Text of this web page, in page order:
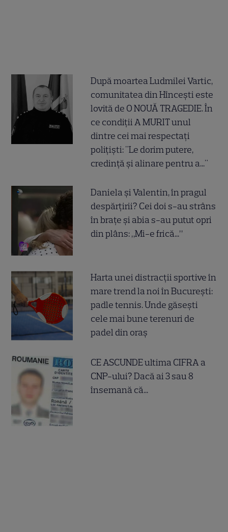
După moartea Ludmilei Vartic,
comunitatea din Hîncești este
lovită de O NOUĂ TRAGEDIE. În
ce condiții A MURIT unul
dintre cei mai respectați
polițiști: "Le dorim putere,
credință și alinare pentru a..."
Daniela și Valentin, în pragul
despărțirii? Cei doi s-au strâns
în brațe și abia s-au putut opri
din plâns: „Mi-e frică...”
Harta unei distracții sportive în
mare trend la noi în București:
padle tennis. Unde găsești
cele mai bune terenuri de
padel din oraș
CE ASCUNDE ultima CIFRA a
CNP-ului? Dacă ai 3 sau 8
însemană că...